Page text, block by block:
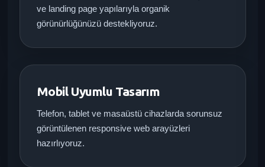
ve landing page yapılarıyla organik
görünürlüğünüzü destekliyoruz.
Mobil Uyumlu Tasarım
Telefon, tablet ve masaüstü cihazlarda sorunsuz
görüntülenen responsive web arayüzleri
hazırlıyoruz.